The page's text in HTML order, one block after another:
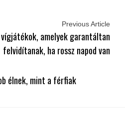
Previous Article
amelyek garantáltan
felvidítanak, ha rossz napod van
élnek, mint a férfiak